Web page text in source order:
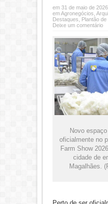
em 31 de maio de 2026
emAgronegócios
Destaques
Plantão
Deixe um comentário
Novo
oficialmente no
Farm Show
cidade de
Magalhães.